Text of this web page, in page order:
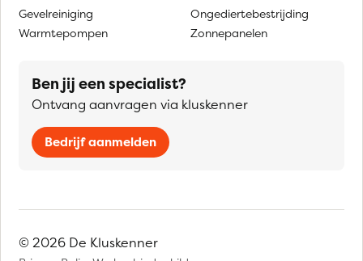
Gevelreiniging
Warmtepompen
Ongediertebestrijding
Zonnepanelen
Ben jij een specialist?
Ontvang aanvragen via kluskenner
Bedrijf aanmelden
© 2026 De Kluskenner